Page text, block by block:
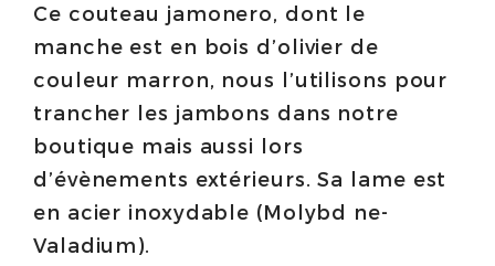
-
29
cm
|
Martínez
y
Gascón
quantity
Ce couteau jamonero, dont le
manche est en bois d’olivier de
couleur marron, nous l’utilisons pour
trancher les jambons dans notre
boutique mais aussi lors
d’évènements extérieurs. Sa lame est
en acier inoxydable (Molybd ne-
Valadium).